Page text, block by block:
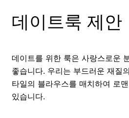
데이트룩 제안
데이트를 위한 룩은 사랑스로운
좋습니다. 우리는 부드러운 재질
타일의 블라우스를 매치하여 로
있습니다.